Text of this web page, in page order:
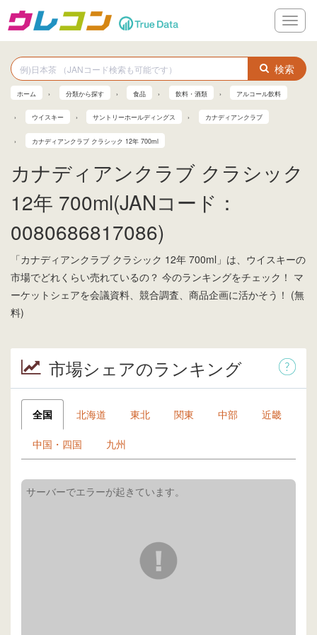
メ
ニ
ー
検索
ホーム 分類から探す 食品 飲料・酒類 アルコール飲料
ウイスキー サントリーホールディングス カナディアンクラブ
カナディアンクラブ クラシック 12年 700ml
カナディアンクラブ クラシック
12年 700ml(JANコード：
0080686817086)
「カナディアンクラブ クラシック 12年 700ml」は、ウイスキーの
市場でどれくらい売れているの？ 今のランキングをチェック！ マ
ーケットシェアを会議資料、競合調査、商品企画に活かそう！ (無
料)
市場シェアのランキング
全国 北海道 東北 関東 中部 近畿
中国・四国 九州